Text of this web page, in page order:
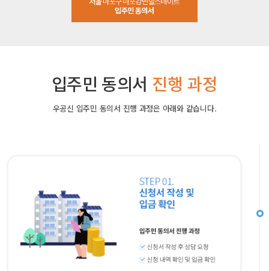
입주민 동의서 진행 과정
우공신 입주민 동의서 진행 과정은 아래와 같습니다.